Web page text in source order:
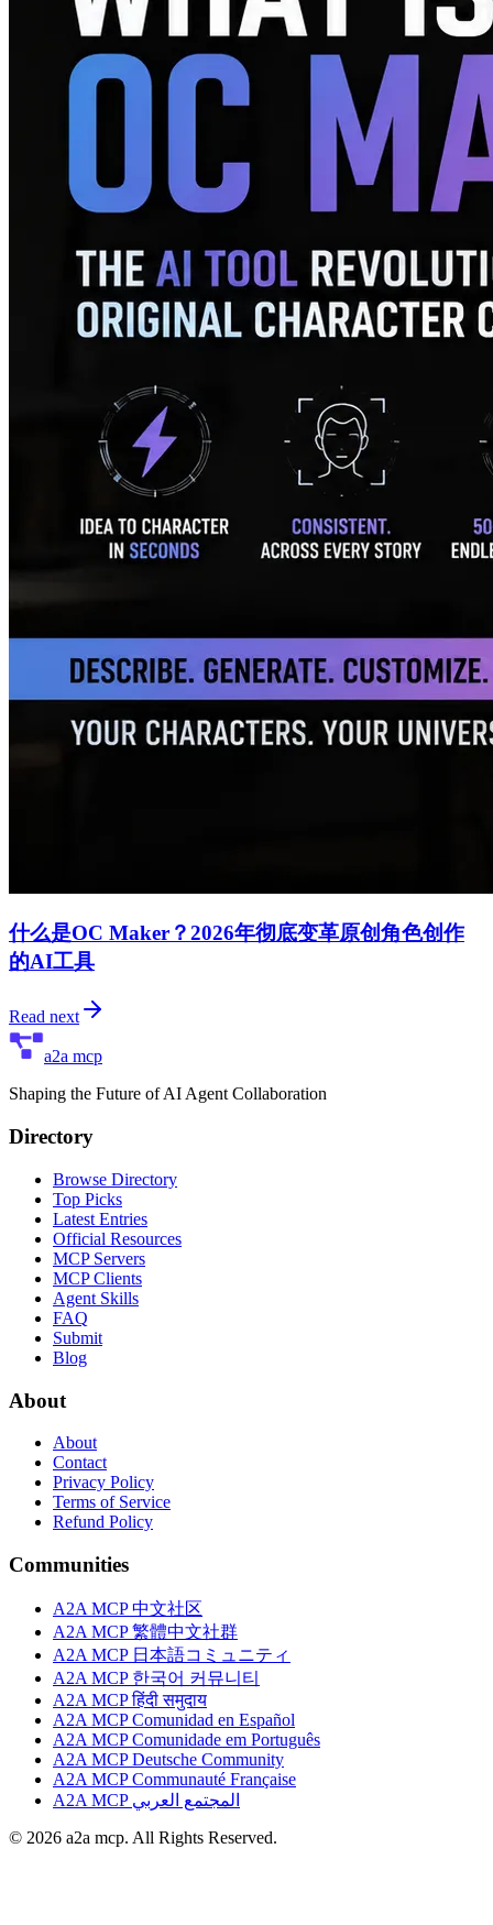
什么是OC Maker？2026年彻底变革原创角色创作
的AI工具
Read next
a2a mcp
Shaping the Future of AI Agent Collaboration
Directory
Browse Directory
Top Picks
Latest Entries
Official Resources
MCP Servers
MCP Clients
Agent Skills
FAQ
Submit
Blog
About
About
Contact
Privacy Policy
Terms of Service
Refund Policy
Communities
A2A MCP 中文社区
A2A MCP 繁體中文社群
A2A MCP 日本語コミュニティ
A2A MCP 한국어 커뮤니티
A2A MCP हिंदी समुदाय
A2A MCP Comunidad en Español
A2A MCP Comunidade em Português
A2A MCP Deutsche Community
A2A MCP Communauté Française
A2A MCP المجتمع العربي
© 2026 a2a mcp. All Rights Reserved.